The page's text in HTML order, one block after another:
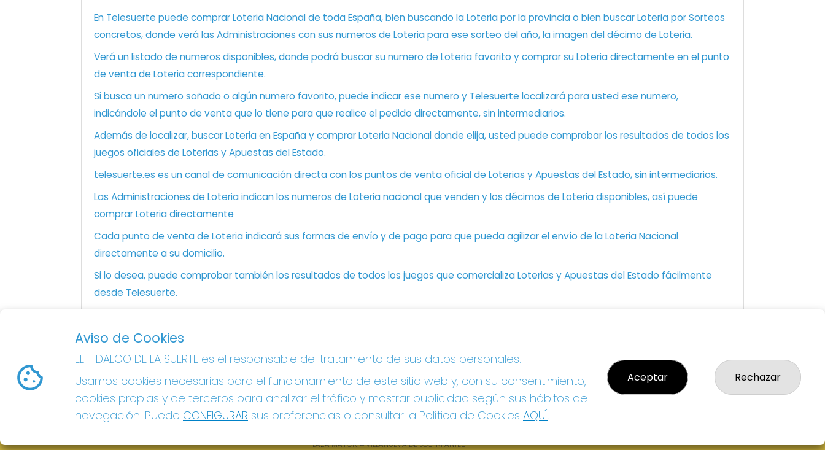
En Telesuerte puede comprar Loteria Nacional de toda España, bien buscando la Loteria por la provincia o bien buscar Loteria por Sorteos
concretos, donde verá las Administraciones con sus numeros de Loteria para ese sorteo del año, la imagen del décimo de Loteria.
Verá un listado de numeros disponibles, donde podrá buscar su numero de Loteria favorito y comprar su Loteria directamente en el punto
de venta de Loteria correspondiente.
Si busca un numero soñado o algún numero favorito, puede indicar ese numero y Telesuerte localizará para usted ese numero,
indicándole el punto de venta que lo tiene para que realice el pedido directamente, sin intermediarios.
Además de localizar, buscar Loteria en España y comprar Loteria Nacional donde elija, usted puede comprobar los resultados de todos los
juegos oficiales de Loterias y Apuestas del Estado.
telesuerte.es es un canal de comunicación directa con los puntos de venta oficial de Loterias y Apuestas del Estado, sin intermediarios.
Las Administraciones de Loteria indican los numeros de Loteria nacional que venden y los décimos de Loteria disponibles, así puede
comprar Loteria directamente
Cada punto de venta de Loteria indicará sus formas de envío y de pago para que pueda agilizar el envío de la Loteria Nacional
directamente a su domicilio.
Si lo desea, puede comprobar también los resultados de todos los juegos que comercializa Loterias y Apuestas del Estado fácilmente
desde Telesuerte.
Comprar lotería
Contacto
Acceso
ADMINISTRACION DE LOTERIAS: 1-VILLANUEVA DE
LOS INFANTES - RECEPTOR OFICIAL: 26615
926360785
Clica aquí para contactar por WhatsApp
605897938
PLAZA MAYOR, 4 VILLANUEVA DE LOS INFANTES
Política de Privacidad
Política de Cookies
Condiciones de Compra
Tienda de Lotería Nacional
Aviso de Cookies
EL HIDALGO DE LA SUERTE es el responsable del tratamiento de sus datos personales.
Usamos cookies necesarias para el funcionamiento de este sitio web y, con su consentimiento,
cookies propias y de terceros para analizar el tráfico y mostrar publicidad según sus hábitos de
navegación. Puede CONFIGURAR sus preferencias o consultar la Política de Cookies AQUÍ.
Aceptar Rechazar